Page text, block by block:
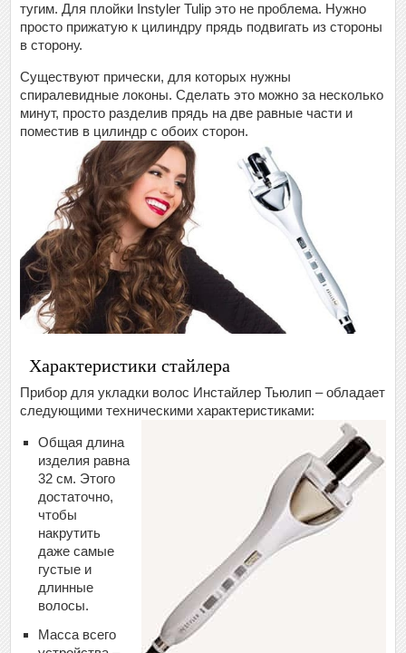
тугим. Для плойки Instyler Tulip это не проблема. Нужно
просто прижатую к цилиндру прядь подвигать из стороны
в сторону.
Существуют прически, для которых нужны
спиралевидные локоны. Сделать это можно за несколько
минут, просто разделив прядь на две равные части и
поместив в цилиндр с обоих сторон.
Характеристики стайлера
Прибор для укладки волос Инстайлер Тьюлип – обладает
следующими техническими характеристиками:
Общая длина
изделия равна
32 см. Этого
достаточно,
чтобы
накрутить
даже самые
густые и
длинные
волосы.
Масса всего